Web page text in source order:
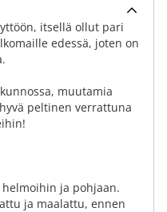
itsellä ollut pari
edessä, joten on
muutamia
peltinen verrattuna
ja pohjaan.
ja maalattu, ennen